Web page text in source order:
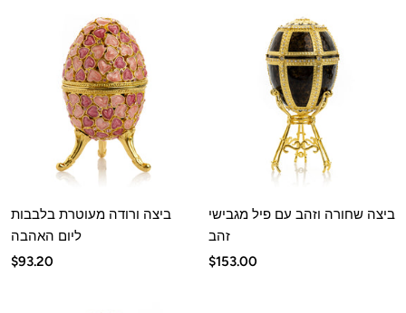
ביצה שחורה וזהב עם פיל מגבישי
זהב
מחיר
$153.00
ביצה ורודה מעוטרת בלבבות
ליום האהבה
מחיר
$93.20